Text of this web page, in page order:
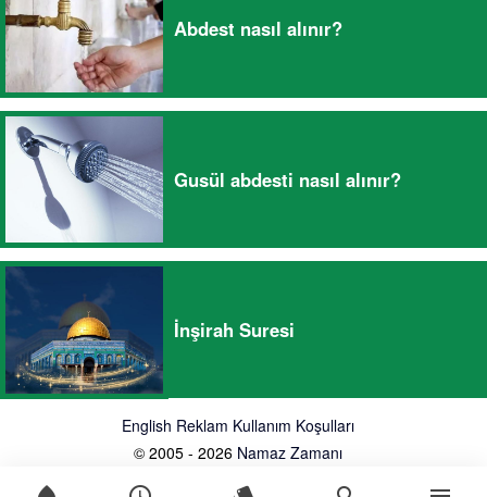
Abdest nasıl alınır?
Gusül abdesti nasıl alınır?
İnşirah Suresi
English Reklam Kullanım Koşulları
© 2005 - 2026 Namaz Zamanı